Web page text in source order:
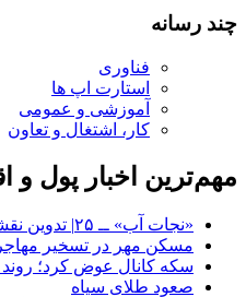
چند رسانه
فناوری
استارت اپ ها
آموزشی و عمومی
کار، اشتغال و تعاون
مهم‌ترین اخبار پول و
«نجات آب» ــ ۲۵| تدوین نقشه ملی الگوی کشت با رویکرد منطقه‌ای
مسکن مهر در تسخیر
سکه کانال عوض کرد؛ روند
صعود طلای سیاه